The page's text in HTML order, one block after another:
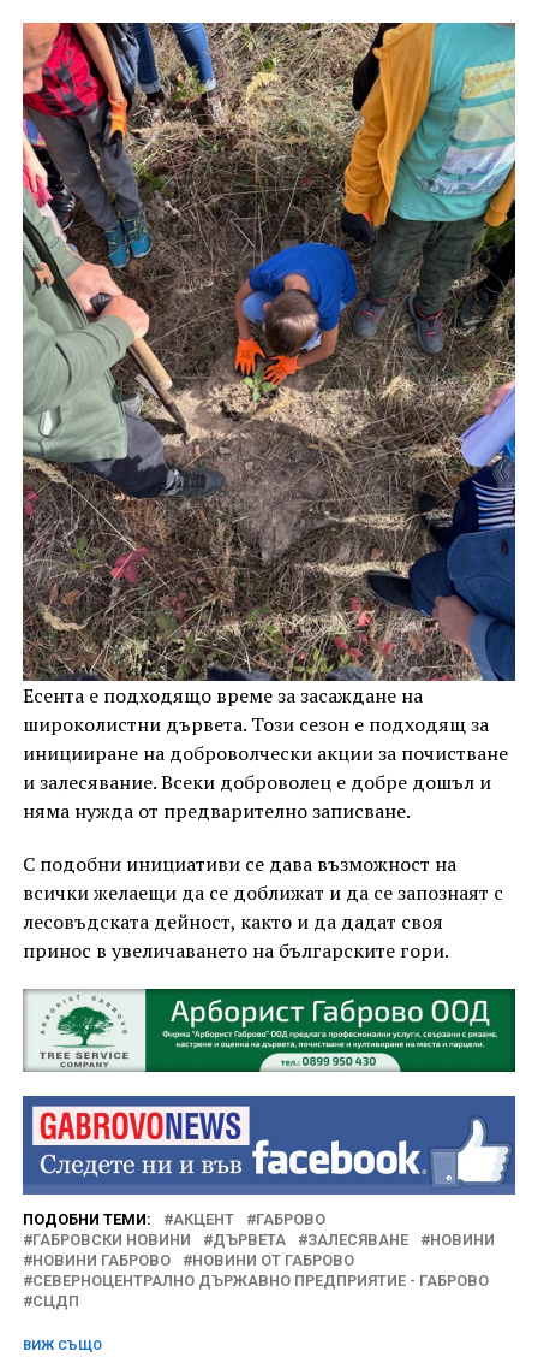
Есента е подходящо време за засаждане на
широколистни дървета. Този сезон е подходящ за
иницииране на доброволчески акции за почистване
и залесявание. Всеки доброволец е добре дошъл и
няма нужда от предварително записване.
С подобни инициативи се дава възможност на
всички желаещи да се доближат и да се запознаят с
лесовъдската дейност, както и да дадат своя
принос в увеличаването на българските гори.
ПОДОБНИ ТЕМИ: АКЦЕНТ
ГАБРОВО
ГАБРОВСКИ НОВИНИ
ДЪРВЕТА ЗАЛЕСЯВАНЕ
НОВИНИ
НОВИНИ ГАБРОВО
НОВИНИ ОТ ГАБРОВО
СЕВЕРНОЦЕНТРАЛНО ДЪРЖАВНО ПРЕДПРИЯТИЕ - ГАБРОВО
СЦДП
ВИЖ СЪЩО